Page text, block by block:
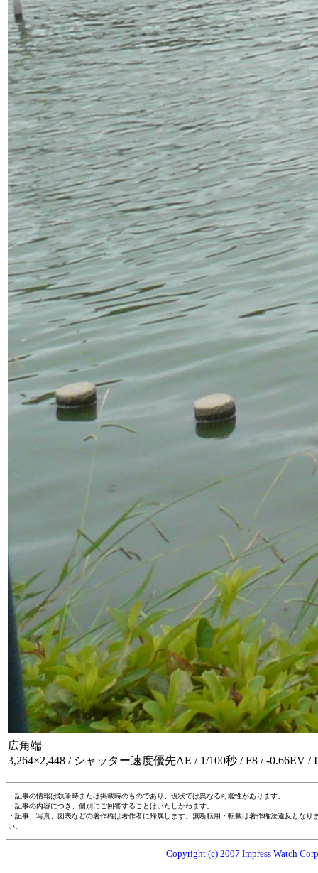
広角端
3,264×2,448 / シャッター速度優先AE / 1/100秒 / F8 / -0.66EV /
・記事の情報は執筆時または掲載時のものであり、現状では異なる可能性があります。
・記事の内容につき、個別にご回答することはいたしかねます。
・記事、写真、図表などの著作権は著作者に帰属します。無断転用・転載は著作権法違反とな
い。
Copyright (c) 2007 Impress Watch